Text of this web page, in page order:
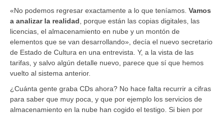
«No podemos regresar exactamente a lo que teníamos. Vamos
a analizar la realidad , porque están las copias digitales, las
licencias, el almacenamiento en nube y un montón de
elementos que se van desarrollando», decía el nuevo secretario
de Estado de Cultura en una entrevista. Y, a la vista de las
tarifas, y salvo algún detalle nuevo, parece que sí que hemos
vuelto al sistema anterior.
¿Cuánta gente graba CDs ahora? No hace falta recurrir a cifras
para saber que muy poca, y que por ejemplo los servicios de
almacenamiento en la nube han cogido el testigo. Si bien por